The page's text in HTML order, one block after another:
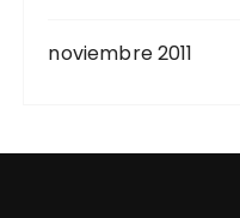
noviembre 2011